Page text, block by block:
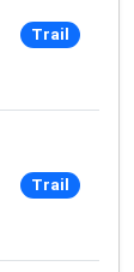
Trail
Trail